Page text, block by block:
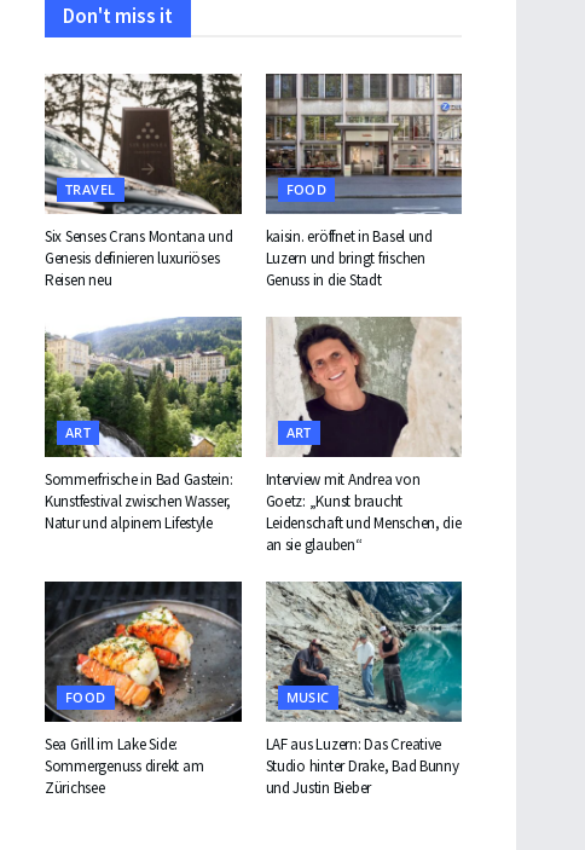
Don't miss it
TRAVEL
Six Senses Crans Montana und
Genesis definieren luxuriöses
Reisen neu
FOOD
kaisin. eröffnet in Basel und
Luzern und bringt frischen
Genuss in die Stadt
ART
Sommerfrische in Bad Gastein:
Kunstfestival zwischen Wasser,
Natur und alpinem Lifestyle
ART
Interview mit Andrea von
Goetz: „Kunst braucht
Leidenschaft und Menschen, die
an sie glauben“
FOOD
Sea Grill im Lake Side:
Sommergenuss direkt am
Zürichsee
MUSIC
LAF aus Luzern: Das Creative
Studio hinter Drake, Bad Bunny
und Justin Bieber